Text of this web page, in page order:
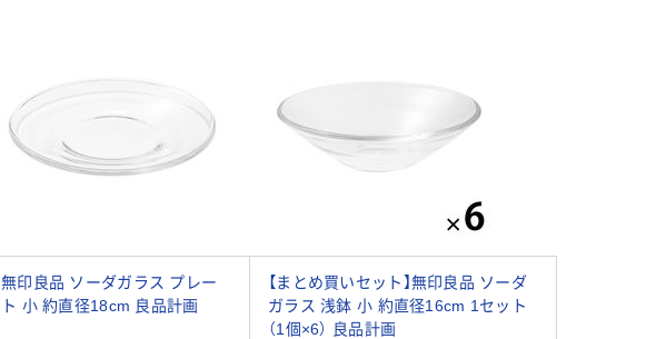
無印良品 ソーダガラス プレー
ト 小 約直径18cm 良品計画
【まとめ買いセット】無印良品 ソーダ
ガラス 浅鉢 小 約直径16cm 1セット
（1個×6） 良品計画